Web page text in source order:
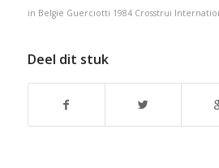
in België Guerciotti 1984 Crosstrui
Deel dit stuk